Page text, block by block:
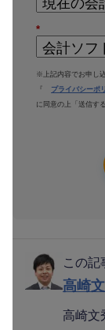
*
※上記内容でお申し
『
プライバシーポ
に同意の上「送信す
この記
高崎
高崎文